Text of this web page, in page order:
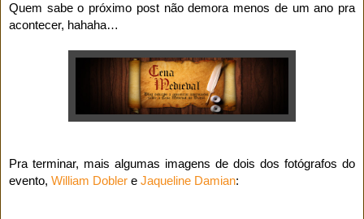
Quem sabe o próximo post não demora menos de um ano pra
acontecer, hahaha…
Pra terminar, mais algumas imagens de dois dos fotógrafos do
evento, William Dobler e Jaqueline Damian: